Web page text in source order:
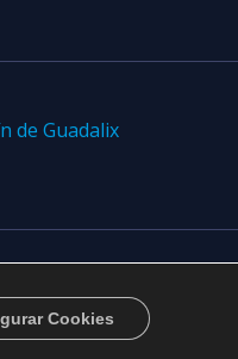
de Guadalix
Sismit
Cookies